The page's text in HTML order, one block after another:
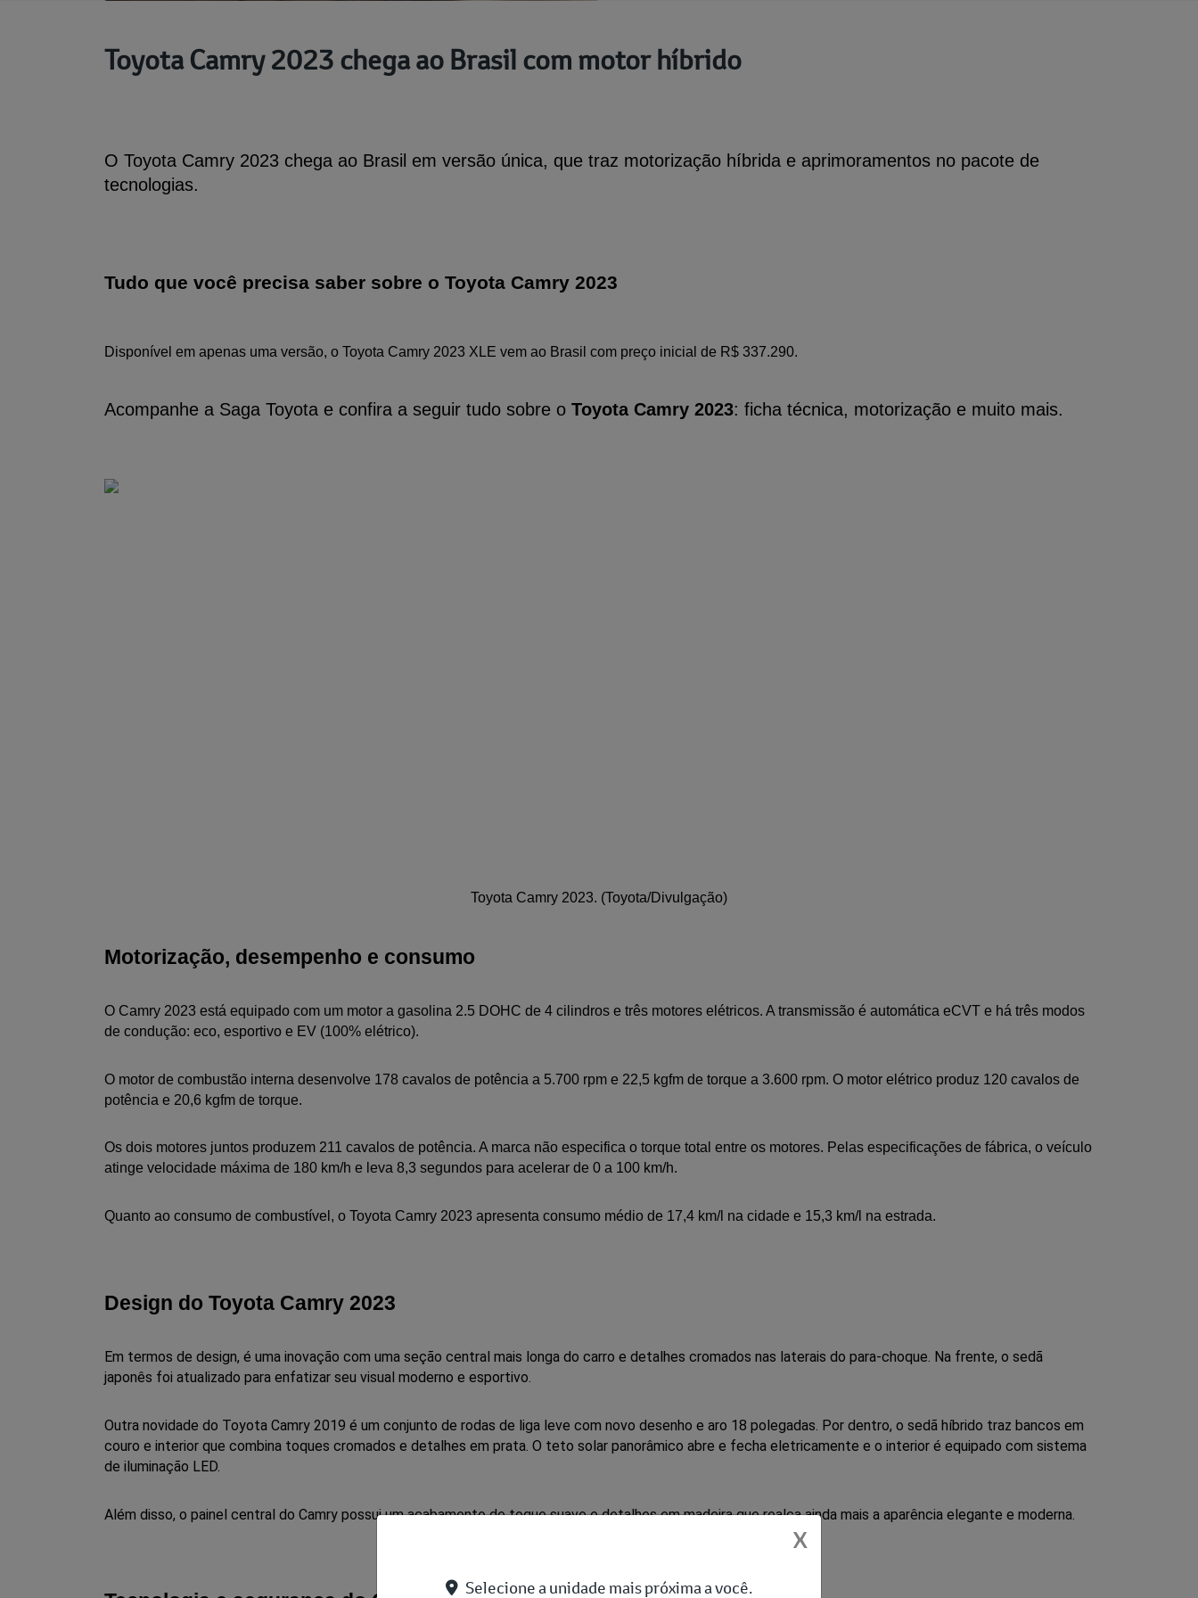
Toyota Camry 2023 chega ao Brasil com motor híbrido
O Toyota Camry 2023 chega ao Brasil em versão única, que traz motorização híbrida e aprimoramentos no pacote de
tecnologias.
Tudo que você precisa saber sobre o Toyota Camry 2023
Disponível em apenas uma versão, o Toyota Camry 2023 XLE vem ao Brasil com preço inicial de R$ 337.290.
Acompanhe a Saga Toyota e confira a seguir tudo sobre o Toyota Camry 2023: ficha técnica, motorização e muito mais.
Toyota Camry 2023. (Toyota/Divulgação)
Motorização, desempenho e consumo
O Camry 2023 está equipado com um motor a gasolina 2.5 DOHC de 4 cilindros e três motores elétricos. A transmissão é automática eCVT e há três modos
de condução: eco, esportivo e EV (100% elétrico).
O motor de combustão interna desenvolve 178 cavalos de potência a 5.700 rpm e 22,5 kgfm de torque a 3.600 rpm. O motor elétrico produz 120 cavalos de
potência e 20,6 kgfm de torque.
Os dois motores juntos produzem 211 cavalos de potência. A marca não especifica o torque total entre os motores. Pelas especificações de fábrica, o veículo
atinge velocidade máxima de 180 km/h e leva 8,3 segundos para acelerar de 0 a 100 km/h.
Quanto ao consumo de combustível, o Toyota Camry 2023 apresenta consumo médio de 17,4 km/l na cidade e 15,3 km/l na estrada.
Design do Toyota Camry 2023
Em termos de design, é uma inovação com uma seção central mais longa do carro e detalhes cromados nas laterais do para-choque. Na frente, o sedã
japonês foi atualizado para enfatizar seu visual moderno e esportivo.
Outra novidade do Toyota Camry 2019 é um conjunto de rodas de liga leve com novo desenho e aro 18 polegadas. Por dentro, o sedã híbrido traz bancos em
couro e interior que combina toques cromados e detalhes em prata. O teto solar panorâmico abre e fecha eletricamente e o interior é equipado com sistema
de iluminação LED.
Além disso, o painel central do Camry possui um acabamento de toque suave e detalhes em madeira que realça ainda mais a aparência elegante e moderna.
X
Selecione a unidade mais próxima a você.